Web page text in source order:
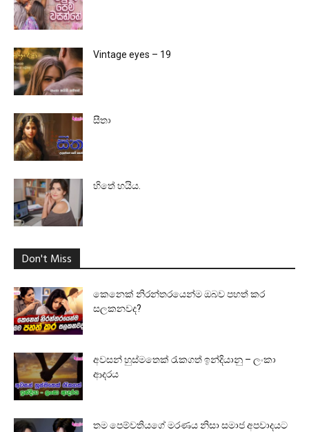
Vintage eyes – 19
සීතා
හිතේ හයිය.
Don't Miss
කෙනෙක් නිරන්තරයෙන්ම ඔබව පහත් කර
සලකනවද?
අවසන් හුස්මතෙක් රැකගත් ඉන්දියානු – ලංකා
ආදරය
තම පෙම්වතියගේ මරණය නිසා සමාජ අපවාදයට